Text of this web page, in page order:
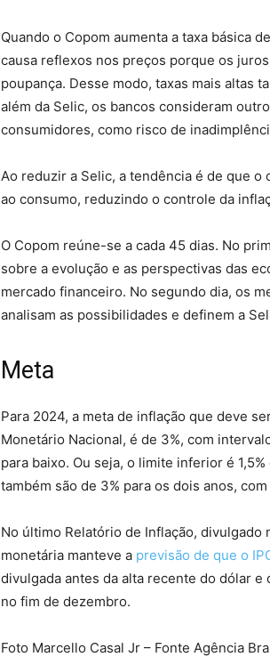
Quando o Copom aumenta a taxa básica
causa reflexos nos preços porque os
poupança. Desse modo, taxas mais altas
além da Selic, os bancos consideram
consumidores, como risco de
Ao reduzir a Selic, a tendência é de que
ao consumo, reduzindo o controle da
O Copom reúne-se a cada 45 dias. No
sobre a evolução e as perspectivas das
mercado financeiro. No segundo dia, os
analisam as possibilidades e definem a
Meta
Para 2024, a meta de inflação que deve
Monetário Nacional, é de 3%, com
para baixo. Ou seja, o limite inferior é
também são de 3% para os dois anos,
No último Relatório de Inflação,
monetária manteve a previsão de que o
divulgada antes da alta recente do dólar
no fim de dezembro.
Foto Marcello Casal Jr – Fonte Agência